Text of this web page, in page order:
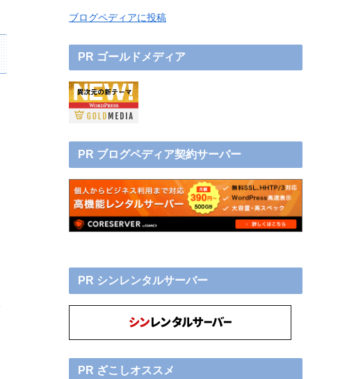
ブログペディアに投稿
PR ゴールドメディア
PR ブログペディア契約サーバー
PR シンレンタルサーバー
PR ざこしオススメ